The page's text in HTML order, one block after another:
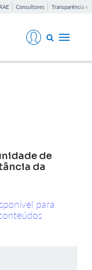
Consultores Transparência e
Toggle
de
da
para